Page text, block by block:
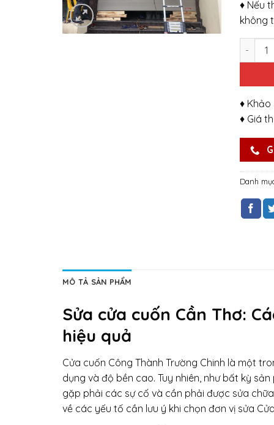
♦ Nếu
không
♦
♦ Giá
Danh
MÔ TẢ SẢN PHẨM
Sửa cửa cuốn Cần Thơ:
hiệu quả
Cửa cuốn Công Thành Trường Chinh là một
dụng và độ bền cao. Tuy nhiên, như bất kỳ
gặp phải các sự cố và cần phải được sửa
về các yếu tố cần lưu ý khi chọn đơn vị sửa